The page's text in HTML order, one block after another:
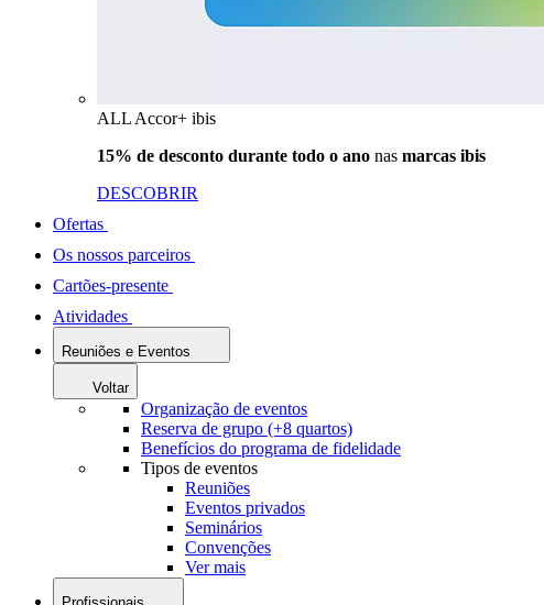
ALL Accor+ ibis
15% de desconto durante todo o ano nas marcas ibis
DESCOBRIR
Ofertas
Os nossos parceiros
Cartões-presente
Atividades
Reuniões e Eventos
Voltar
Organização de eventos
Reserva de grupo (+8 quartos)
Benefícios do programa de fidelidade
Tipos de eventos
Reuniões
Eventos privados
Seminários
Convenções
Ver mais